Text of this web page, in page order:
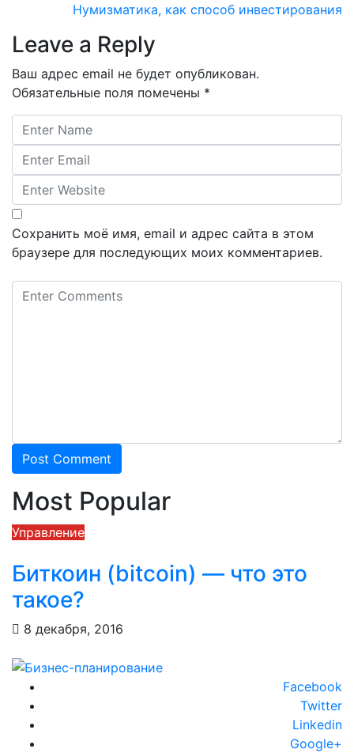
Нумизматика, как способ инвестирования
Leave a Reply
Ваш адрес email не будет опубликован.
Обязательные поля помечены *
Сохранить моё имя, email и адрес сайта в этом
браузере для последующих моих комментариев.
Most Popular
Управление
Биткоин (bitcoin) — что это
такое?
8 декабря, 2016
Facebook
Twitter
Linkedin
Google+